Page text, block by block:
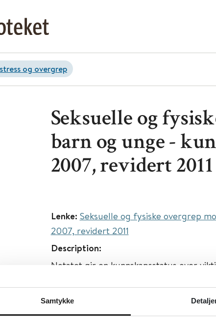
Samtykke
og overgrep
Seksuelle og
barn og unge -
2007, revidert 2011
Lenke: Seksuelle og fysiske overgrep
2007, revidert 2011
Description:
Notatet gir en kunnskapsstatus over
Først publisert: